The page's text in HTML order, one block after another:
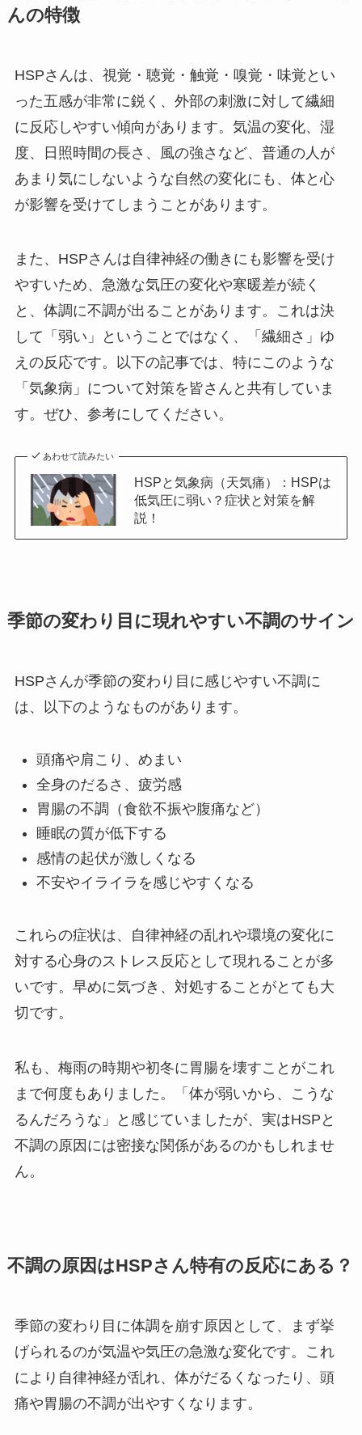
んの特徴
HSPさんは、視覚・聴覚・触覚・嗅覚・味覚とい
った五感が非常に鋭く、外部の刺激に対して繊細
に反応しやすい傾向があります。気温の変化、湿
度、日照時間の長さ、風の強さなど、普通の人が
あまり気にしないような自然の変化にも、体と心
が影響を受けてしまうことがあります。
また、HSPさんは自律神経の働きにも影響を受け
やすいため、急激な気圧の変化や寒暖差が続く
と、体調に不調が出ることがあります。これは決
して「弱い」ということではなく、「繊細さ」ゆ
えの反応です。以下の記事では、特にこのような
「気象病」について対策を皆さんと共有していま
す。ぜひ、参考にしてください。
あわせて読みたい
HSPと気象病（天気痛）：HSPは
低気圧に弱い？症状と対策を解
説！
季節の変わり目に現れやすい不調のサイン
HSPさんが季節の変わり目に感じやすい不調に
は、以下のようなものがあります。
頭痛や肩こり、めまい
全身のだるさ、疲労感
胃腸の不調（食欲不振や腹痛など）
睡眠の質が低下する
感情の起伏が激しくなる
不安やイライラを感じやすくなる
これらの症状は、自律神経の乱れや環境の変化に
対する心身のストレス反応として現れることが多
いです。早めに気づき、対処することがとても大
切です。
私も、梅雨の時期や初冬に胃腸を壊すことがこれ
まで何度もありました。「体が弱いから、こうな
るんだろうな」と感じていましたが、実はHSPと
不調の原因には密接な関係があるのかもしれませ
ん。
不調の原因はHSPさん特有の反応にある？
季節の変わり目に体調を崩す原因として、まず挙
げられるのが気温や気圧の急激な変化です。これ
により自律神経が乱れ、体がだるくなったり、頭
痛や胃腸の不調が出やすくなります。